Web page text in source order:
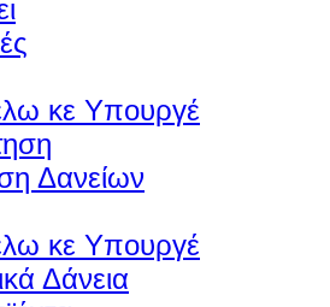
κε Υπουργέ
Δανείων
κε Υπουργέ
Δάνεια